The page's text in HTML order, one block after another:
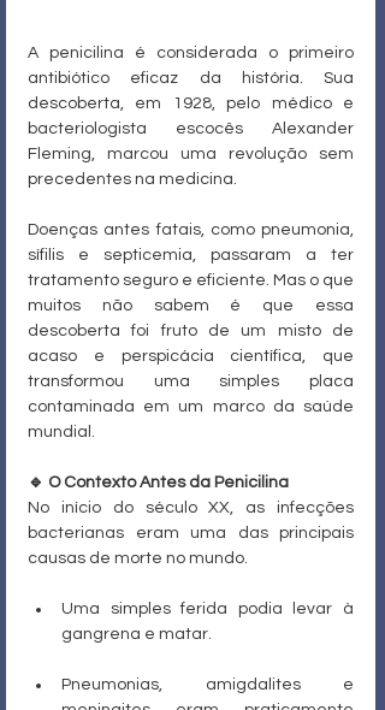
A penicilina é considerada o primeiro
antibiótico eficaz da história. Sua
descoberta, em 1928, pelo médico e
bacteriologista escocês Alexander
Fleming, marcou uma revolução sem
precedentes na medicina.
Doenças antes fatais, como pneumonia,
sífilis e septicemia, passaram a ter
tratamento seguro e eficiente. Mas o que
muitos não sabem é que essa
descoberta foi fruto de um misto de
acaso e perspicácia científica, que
transformou uma simples placa
contaminada em um marco da saúde
mundial.
🔹 O Contexto Antes da Penicilina
No início do século XX, as infecções
bacterianas eram uma das principais
causas de morte no mundo.
Uma simples ferida podia levar à
gangrena e matar.
Pneumonias, amigdalites e